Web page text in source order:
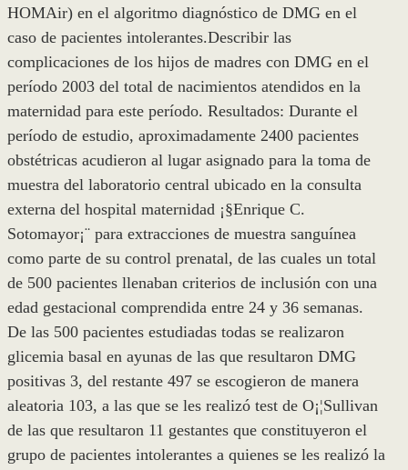
HOMAir) en el algoritmo diagnóstico de DMG en el
caso de pacientes intolerantes.Describir las
complicaciones de los hijos de madres con DMG en el
período 2003 del total de nacimientos atendidos en la
maternidad para este período. Resultados: Durante el
período de estudio, aproximadamente 2400 pacientes
obstétricas acudieron al lugar asignado para la toma de
muestra del laboratorio central ubicado en la consulta
externa del hospital maternidad ¡§Enrique C.
Sotomayor¡¨ para extracciones de muestra sanguínea
como parte de su control prenatal, de las cuales un total
de 500 pacientes llenaban criterios de inclusión con una
edad gestacional comprendida entre 24 y 36 semanas.
De las 500 pacientes estudiadas todas se realizaron
glicemia basal en ayunas de las que resultaron DMG
positivas 3, del restante 497 se escogieron de manera
aleatoria 103, a las que se les realizó test de O¡¦Sullivan
de las que resultaron 11 gestantes que constituyeron el
grupo de pacientes intolerantes a quienes se les realizó la